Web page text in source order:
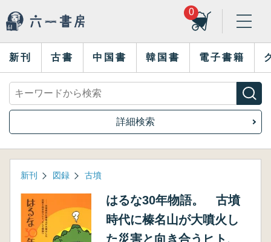
0
新刊 古書 中国書 韓国書 電子書籍
詳細検索
新刊 図録 古墳
はるな30年物語。 古墳
時代に榛名山が大噴火し
た災害と向き合うヒト、